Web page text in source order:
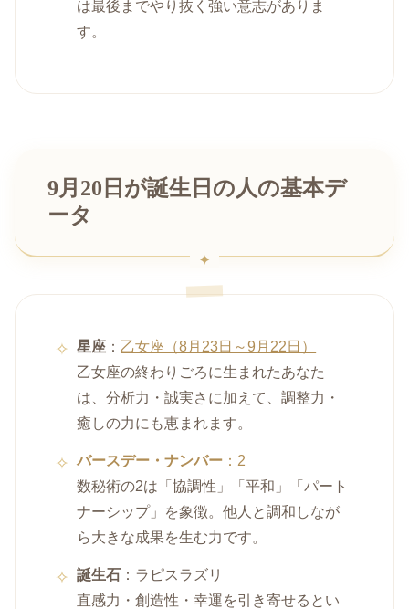
は最後までやり抜く強い意志がありま
す。
9月20日が誕生日の人の基本デ
ータ
星座 ： 乙女座（8月23日～9月22日）
乙女座の終わりごろに生まれたあなた
は、分析力・誠実さに加えて、調整力・
癒しの力にも恵まれます。
バースデー・ナンバー ：2
数秘術の2は「協調性」「平和」「パート
ナーシップ」を象徴。他人と調和しなが
ら大きな成果を生む力です。
誕生石 ：ラピスラズリ
直感力・創造性・幸運を引き寄せるとい